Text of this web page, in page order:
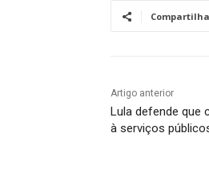
Artigo anterior
Lula defende que
à serviços